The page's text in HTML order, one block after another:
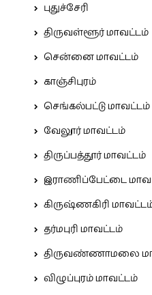
புதுச்சேரி
திருவள்ளூர் மாவட்டம்
சென்னை மாவட்டம்
காஞ்சிபுரம்
செங்கல்பட்டு மாவட்டம்
வேலூர் மாவட்டம்
திருப்பத்தூர் மாவட்டம்
இராணிப்பேட்டை
கிருஷ்ணகிரி
தர்மபுரி மாவட்டம்
திருவண்ணாமலை
விழுப்புரம் மாவட்டம்